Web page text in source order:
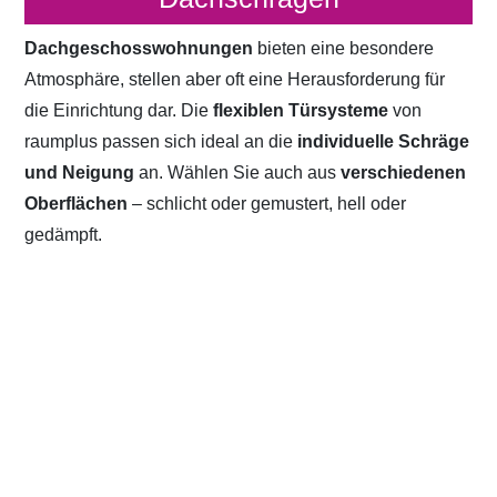
Dachgeschosswohnungen bieten eine besondere
Atmosphäre, stellen aber oft eine Herausforderung für
die Einrichtung dar. Dieflexiblen Türsystemevon
raumplus passen sich ideal an die individuelle Schräge
und Neigung an. Wählen Sie auch ausverschiedenen
Oberflächen – schlicht oder gemustert, hell oder
gedämpft.